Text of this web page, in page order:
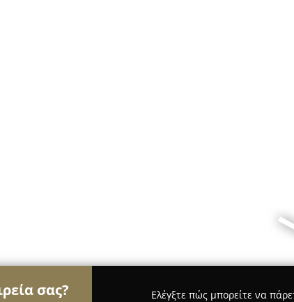
σας?
Ελέγξτε πώς μπορείτε να